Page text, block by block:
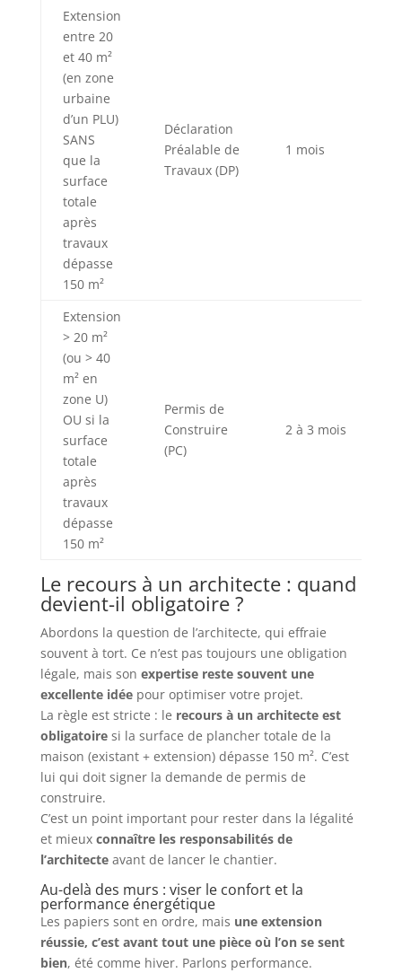
Extension
entre 20
et 40 m²
(en zone
urbaine
d’un PLU)
SANS
que la
surface
totale
après
travaux
dépasse
150 m²
Déclaration
Préalable de
Travaux (DP)
1 mois
Extension
> 20 m²
(ou > 40
m² en
zone U)
OU si la
surface
totale
après
travaux
dépasse
150 m²
Permis de
Construire
(PC)
2 à 3 mois
Le recours à un architecte : quand
devient-il obligatoire ?
Abordons la question de l’architecte, qui effraie
souvent à tort. Ce n’est pas toujours une obligation
légale, mais son expertise reste souvent une
excellente idéepour optimiser votre projet.
La règle est stricte : le recours à un architecte est
obligatoiresi la surface de plancher totale de la
maison (existant + extension) dépasse 150 m². C’est
lui qui doit signer la demande de permis de
construire.
C’est un point important pour rester dans la légalité
et mieux connaître les responsabilités de
l’architecteavant de lancer le chantier.
Au-delà des murs : viser le confort et la
performance énergétique
Les papiers sont en ordre, mais une extension
réussie, c’est avant tout une pièce où l’on se sent
bien, été comme hiver. Parlons performance.